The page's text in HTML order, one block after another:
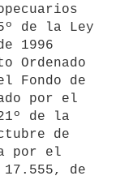
de la Ley
1996
Ordenado
Fondo de
por el
de la
de
por el
de